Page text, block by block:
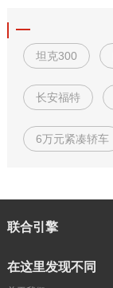
坦克300
长安福特
6万元紧凑轿车
联合引擎
在这里发现不同